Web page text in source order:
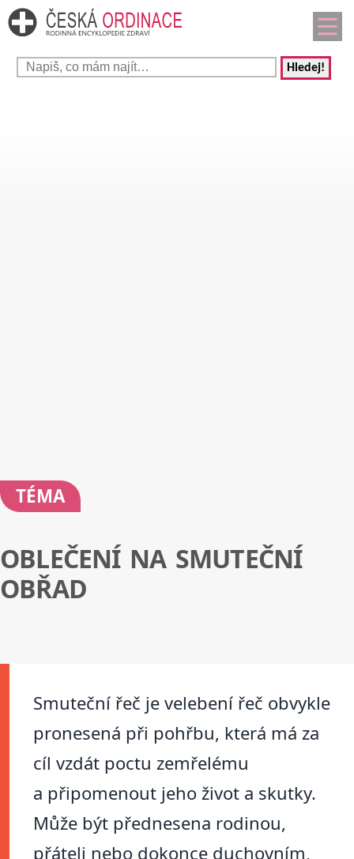
Hledej!
TÉMA
OBLEČENÍ NA SMUTEČNÍ
OBŘAD
Smuteční řeč je velebení řeč obvykle
pronesená při pohřbu, která má za
cíl vzdát poctu zemřelému
a připomenout jeho život a skutky.
Může být přednesena rodinou,
přáteli nebo dokonce duchovním,